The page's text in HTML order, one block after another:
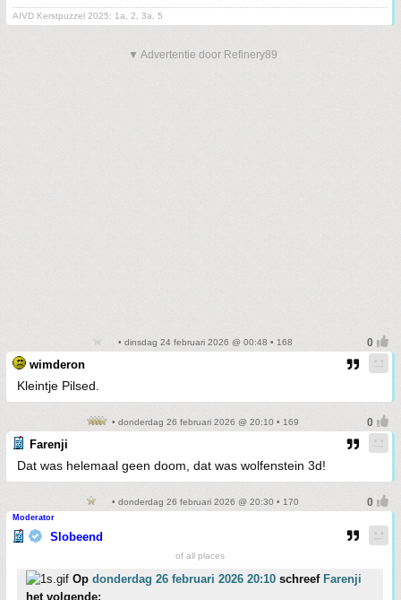
AIVD Kerstpuzzel 2025: 1a, 2, 3a, 5
▼ Advertentie door Refinery89
• dinsdag 24 februari 2026 @ 00:48 • 168
wimderon
Kleintje Pilsed.
• donderdag 26 februari 2026 @ 20:10 • 169
Farenji
Dat was helemaal geen doom, dat was wolfenstein 3d!
• donderdag 26 februari 2026 @ 20:30 • 170
Moderator
Slobeend
of all places
Op donderdag 26 februari 2026 20:10 schreef Farenji
het volgende: